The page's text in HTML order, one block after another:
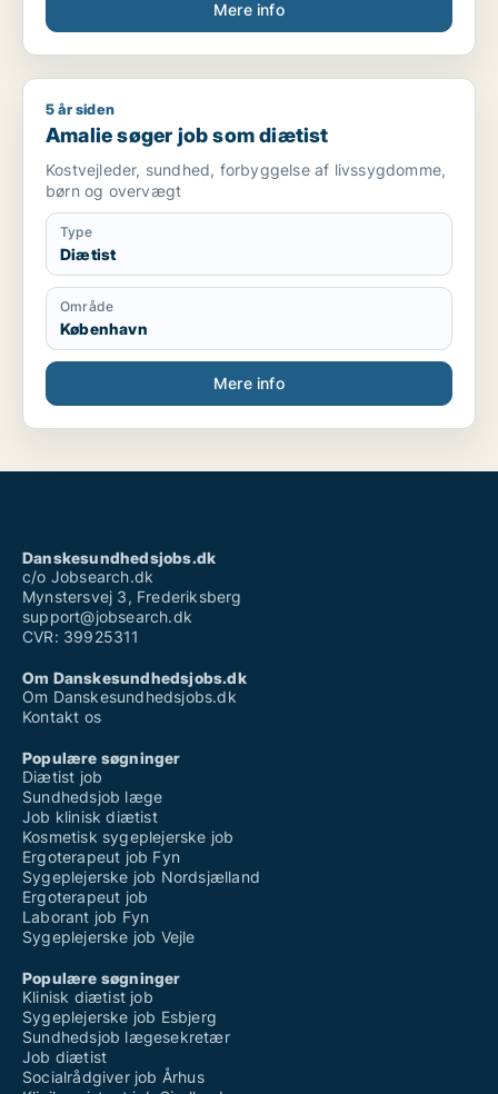
Mere info
Amalie søger job som diætist
5 år siden
Amalie søger job som diætist
Kostvejleder, sundhed, forbyggelse af livssygdomme,
børn og overvægt
Type
Diætist
Område
København
Mere info
Danskesundhedsjobs.dk
c/o Jobsearch.dk
Mynstersvej 3, Frederiksberg
support@jobsearch.dk
CVR: 39925311
Om Danskesundhedsjobs.dk
Om Danskesundhedsjobs.dk
Kontakt os
Populære søgninger
Diætist job
Sundhedsjob læge
Job klinisk diætist
Kosmetisk sygeplejerske job
Ergoterapeut job Fyn
Sygeplejerske job Nordsjælland
Ergoterapeut job
Laborant job Fyn
Sygeplejerske job Vejle
Populære søgninger
Klinisk diætist job
Sygeplejerske job Esbjerg
Sundhedsjob lægesekretær
Job diætist
Socialrådgiver job Århus